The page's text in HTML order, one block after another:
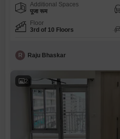
Additional Spaces
पूजा रूम
Floor
3rd of 10 Floors
R Raju Bhaskar
2